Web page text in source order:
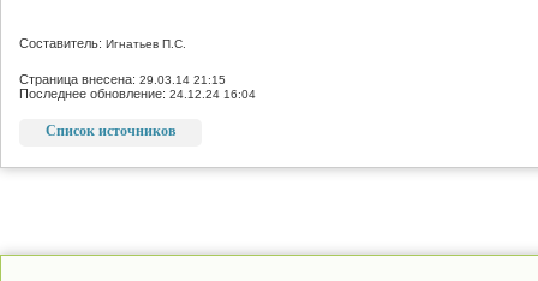
Составитель: Игнатьев П.С.
Страница внесена: 29.03.14 21:15
Последнее обновление: 24.12.24 16:04
Список источников